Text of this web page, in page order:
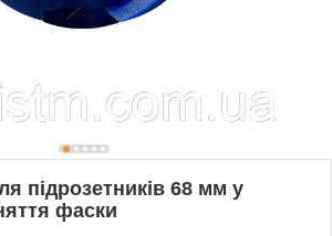
підрозетників 68 мм у
фаски